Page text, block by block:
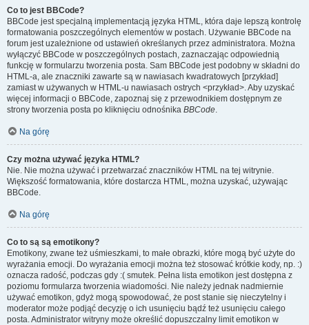
Co to jest BBCode?
BBCode jest specjalną implementacją języka HTML, która daje lepszą kontrolę
formatowania poszczególnych elementów w postach. Używanie BBCode na
forum jest uzależnione od ustawień określanych przez administratora. Można
wyłączyć BBCode w poszczególnych postach, zaznaczając odpowiednią
funkcję w formularzu tworzenia posta. Sam BBCode jest podobny w składni do
HTML-a, ale znaczniki zawarte są w nawiasach kwadratowych [przykład]
zamiast w używanych w HTML-u nawiasach ostrych <przykład>. Aby uzyskać
więcej informacji o BBCode, zapoznaj się z przewodnikiem dostępnym ze
strony tworzenia posta po kliknięciu odnośnika BBCode.
Na górę
Czy można używać języka HTML?
Nie. Nie można używać i przetwarzać znaczników HTML na tej witrynie.
Większość formatowania, które dostarcza HTML, można uzyskać, używając
BBCode.
Na górę
Co to są są emotikony?
Emotikony, zwane też uśmieszkami, to małe obrazki, które mogą być użyte do
wyrażania emocji. Do wyrażania emocji można też stosować krótkie kody, np. :)
oznacza radość, podczas gdy :( smutek. Pełna lista emotikon jest dostępna z
poziomu formularza tworzenia wiadomości. Nie należy jednak nadmiernie
używać emotikon, gdyż mogą spowodować, że post stanie się nieczytelny i
moderator może podjąć decyzję o ich usunięciu bądź też usunięciu całego
posta. Administrator witryny może określić dopuszczalny limit emotikon w